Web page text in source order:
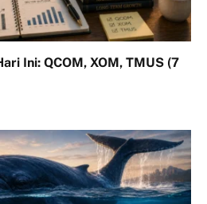
Ini: QCOM, XOM, TMUS (7